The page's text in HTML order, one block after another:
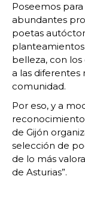
Poseemos
abundantes
poetas
belleza, con
a las diferentes
comunidad.
Por eso, y a
de Gijón
selección de
de lo más
de Asturias”.